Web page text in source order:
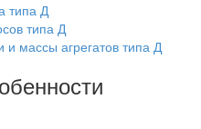
типа Д
типа Д
массы агрегатов типа Д